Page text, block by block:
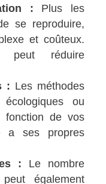
: Plus les
se reproduire,
et coûteux.
peut réduire
: Les méthodes
écologiques ou
fonction de vos
a ses propres
: Le nombre
peut également